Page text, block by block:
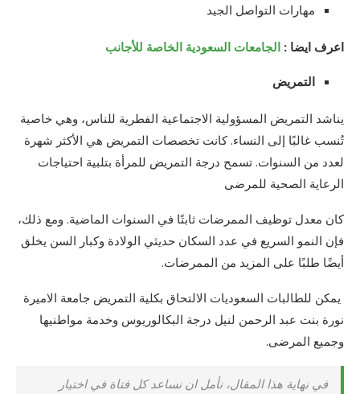
مهارات التواصل الجيد
اعرف ايضا : الجامعات السعودية الخاصة للأجانب
التمريض
يناشد التمريض المسؤولية الاجتماعية الفطرية للناس، وهي خاصية
تُنسب غالبًا إلى النساء. كانت تخصصات التمريض هي الأكثر شهرة
لعدد من السنوات. تسمح درجة التمريض للمرأة بتلبية احتياجات
الرعاية الصحية للمرضى
كان معدل توظيف الممرضات ثابتًا في السنوات الماضية. ومع ذلك،
فإن النمو السريع في عدد السكان حديثي الولادة وكبار السن يخلق
أيضًا طلبًا على المزيد من الممرضات.
يمكن للطالبات السعوديات الالتحاق بكلية التمريض جامعة الاميرة
نورة بنت عبد الرحمن لنيل درجة البكالوريوس وخدمة مواطنيها
وجميع المرضى.
في نهاية هذا المقال، نأمل ان نساعد كل فتاة في اختيار